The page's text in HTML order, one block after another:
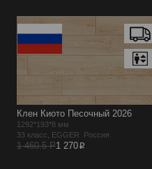
Клен Киото Песочный 2026
1292*193*8 мм
33 класс, EGGER Россия
1 460.5 Р1 270p